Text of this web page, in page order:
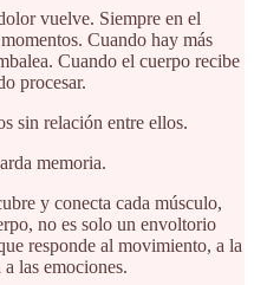
vuelve. Siempre en el
Cuando hay más
Cuando el cuerpo recibe
procesar.
sin relación entre ellos.
memoria.
y conecta cada músculo,
no es solo un envoltorio
responde al movimiento, a la
las emociones.